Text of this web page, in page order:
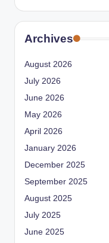
Archives
August 2026
July 2026
June 2026
May 2026
April 2026
January 2026
December 2025
September 2025
August 2025
July 2025
June 2025